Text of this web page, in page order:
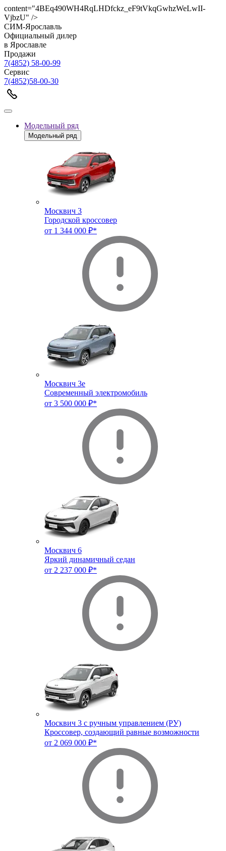
content="4BEq490WH4RqLHDfckz_eF9tVkqGwhzWeLwII-
VjbzU" />
СИМ-Ярославль
Официальный дилер
в Ярославле
Продажи
7(4852) 58-00-99
Сервис
7(4852)58-00-30
Модельный ряд
Модельный ряд
Москвич 3
Городской кроссовер
от 1 344 000 ₽*
Москвич 3e
Современный электромобиль
от 3 500 000 ₽*
Москвич 6
Яркий динамичный седан
от 2 237 000 ₽*
Москвич 3 с ручным управлением (РУ)
Кроссовер, создающий равные возможности
от 2 069 000 ₽*